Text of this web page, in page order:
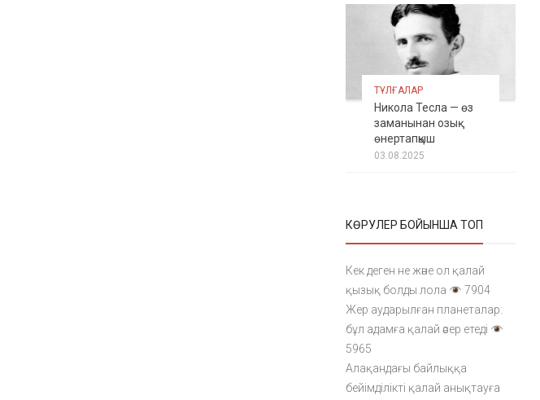
ТҰЛҒАЛАР
Никола Тесла — өз
заманынан озық
өнертапқыш
03.08.2025
КӨРУЛЕР БОЙЫНША ТОП
Кек деген не және ол қалай
қызық болды лола
7904
Жер аударылған планеталар:
бұл адамға қалай әсер етеді
5965
Алақандағы байлыққа
бейімділікті қалай анықтауға